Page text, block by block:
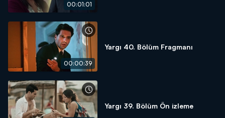
00:01:01
00:00:39
Yargı 40. Bölüm Fragmanı
Yargı 39. Bölüm Ön izleme